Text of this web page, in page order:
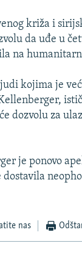
križa i
da uđe u
na
kojima je
dozvolu za
je ponovo
dostavila
nas